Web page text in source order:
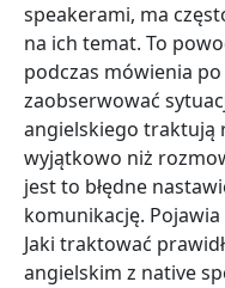
speakerami, ma
na ich temat. To
podczas mówienia
zaobserwować
angielskiego traktują
wyjątkowo niż
jest to błędne
komunikację.
Jaki traktować
angielskim z native